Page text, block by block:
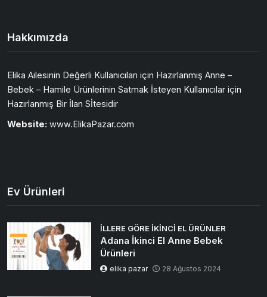
Hakkımızda
Elika Ailesinin Değerli Kullanıcıları için Hazırlanmış Anne –
Bebek – Hamile Ürünlerinin Satmak İsteyen Kullanıcılar için
Hazırlanmış Bir İlan Sİtesidir
Website: www.ElikaPazar.com
Ev Ürünleri
İLLERE GÖRE İKINCI EL ÜRÜNLER
Adana İkinci El Anne Bebek
Ürünleri
elika pazar 28 Ağustos 2024